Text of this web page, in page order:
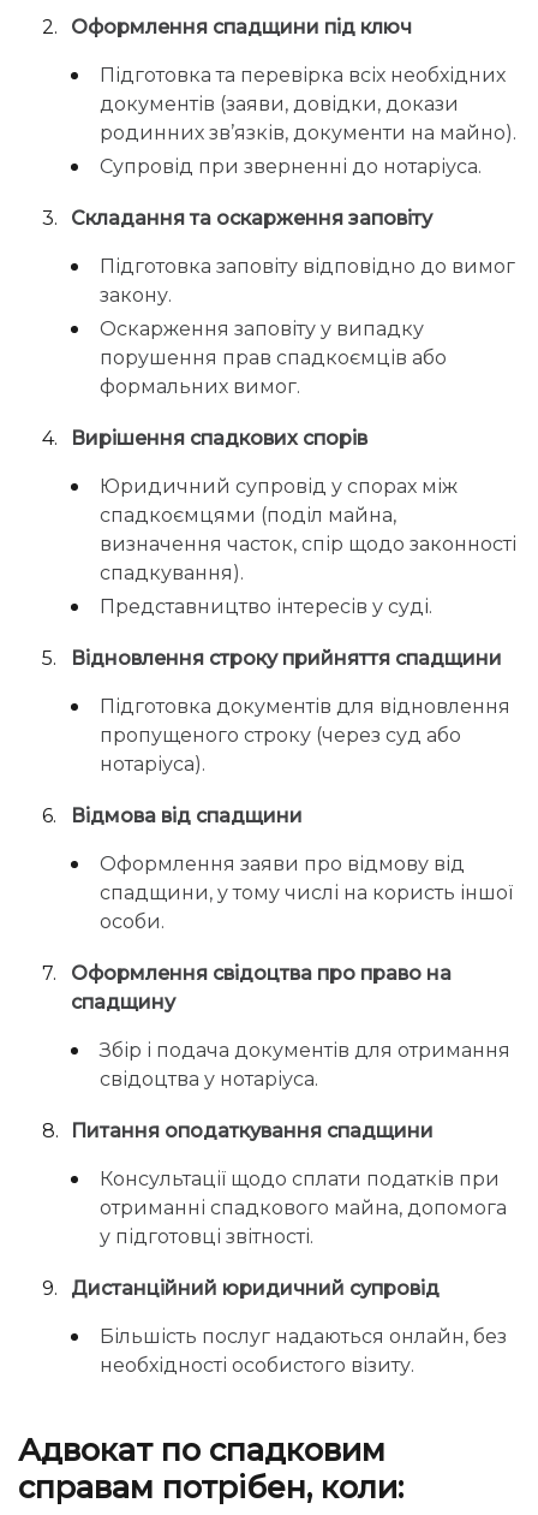
Оформлення спадщини під ключ
Підготовка та перевірка всіх необхідних
документів (заяви, довідки, докази
родинних зв’язків, документи на майно).
Супровід при зверненні до нотаріуса.
Складання та оскарження заповіту
Підготовка заповіту відповідно до вимог
закону.
Оскарження заповіту у випадку
порушення прав спадкоємців або
формальних вимог.
Вирішення спадкових спорів
Юридичний супровід у спорах між
спадкоємцями (поділ майна,
визначення часток, спір щодо законності
спадкування).
Представництво інтересів у суді.
Відновлення строку прийняття спадщини
Підготовка документів для відновлення
пропущеного строку (через суд або
нотаріуса).
Відмова від спадщини
Оформлення заяви про відмову від
спадщини, у тому числі на користь іншої
особи.
Оформлення свідоцтва про право на
спадщину
Збір і подача документів для отримання
свідоцтва у нотаріуса.
Питання оподаткування спадщини
Консультації щодо сплати податків при
отриманні спадкового майна, допомога
у підготовці звітності.
Дистанційний юридичний супровід
Більшість послуг надаються онлайн, без
необхідності особистого візиту.
Адвокат по спадковим
справам потрібен, коли: